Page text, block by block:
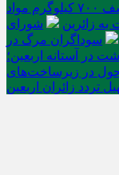
هلاکت چهار شرور مسلح وکشف ۷۰۰ کیلوگرم مواد
زائرین
شورای
سوداگران مرگ در
در آستانه اربعین؛
در زیرساخت‌های
تردد زائران اربعین